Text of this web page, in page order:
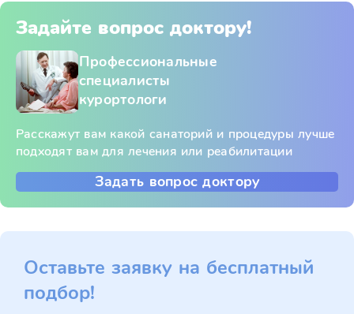
Задайте вопрос доктору!
Профессиональные
специалисты
курортологи
Расскажут вам какой санаторий и процедуры лучше
подходят вам для лечения или реабилитации
Задать вопрос доктору
Оставьте заявку на бесплатный
подбор!